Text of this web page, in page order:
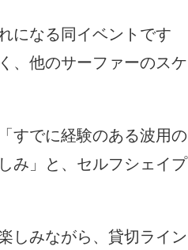
になる同イベントです
、他のサーファーのスケ
すでに経験のある波用の
み」と、セルフシェイプ
しみながら、貸切ライン